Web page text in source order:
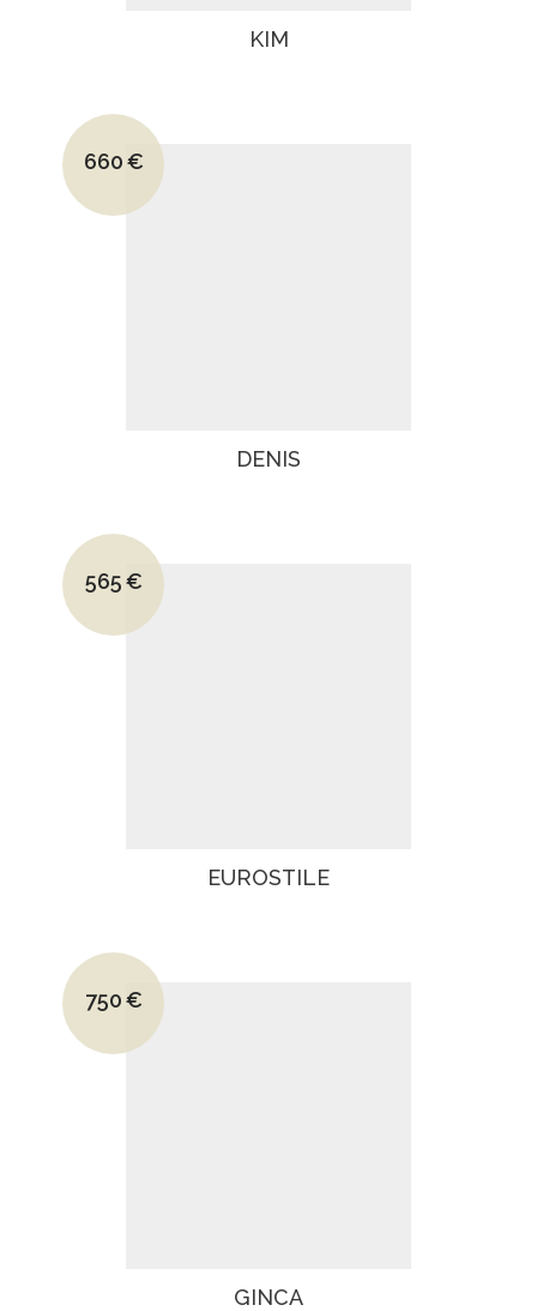
KIM
Le prix initial était : 925€.
660€
Le prix actuel est : 660€.
DENIS
Le prix initial était : 800€.
565€
Le prix actuel est : 565€.
EUROSTILE
Le prix initial était : 1040€.
750€
Le prix actuel est : 750€.
GINCA